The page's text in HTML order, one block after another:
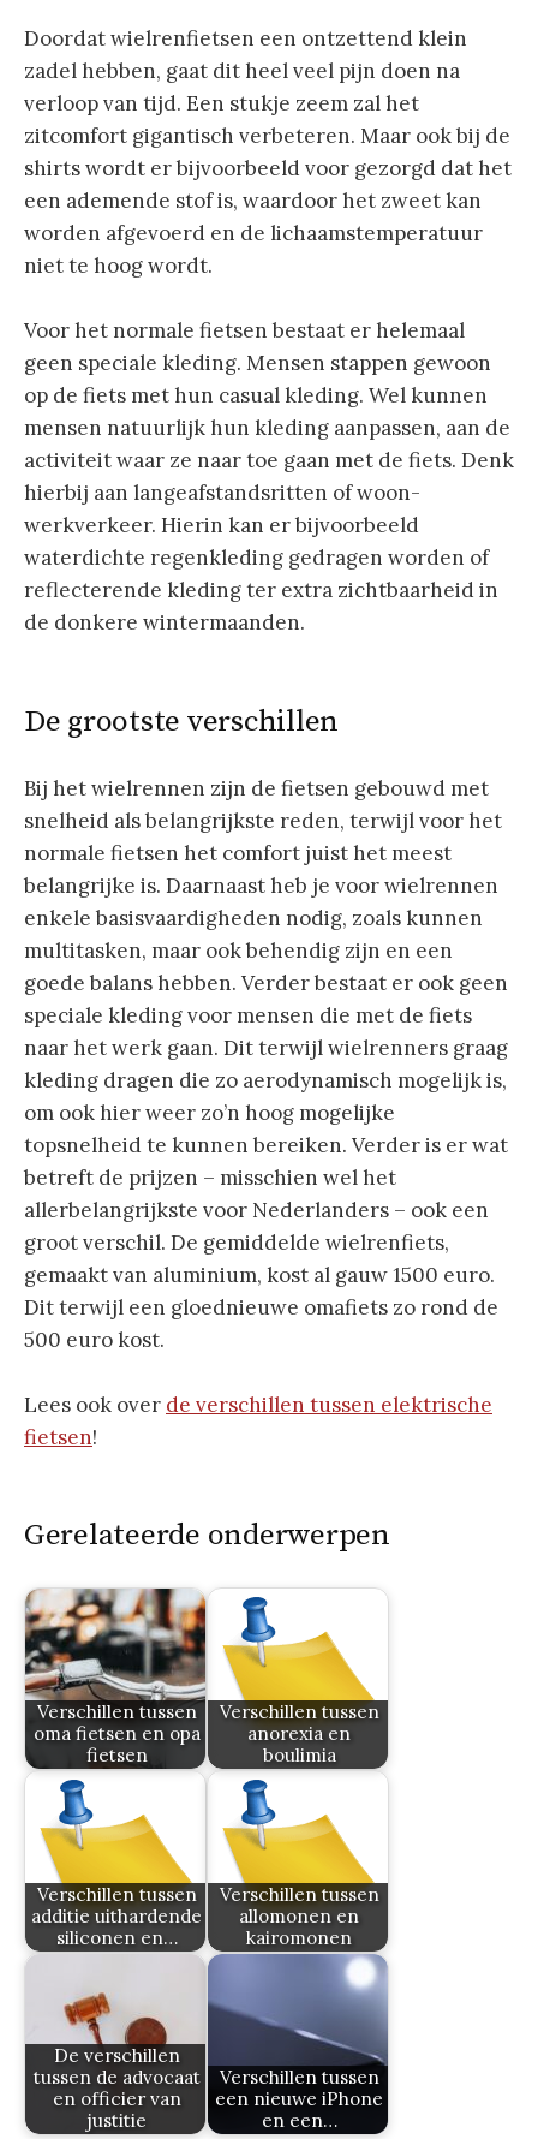
Doordat wielrenfietsen een ontzettend klein
zadel hebben, gaat dit heel veel pijn doen na
verloop van tijd. Een stukje zeem zal het
zitcomfort gigantisch verbeteren. Maar ook bij de
shirts wordt er bijvoorbeeld voor gezorgd dat het
een ademende stof is, waardoor het zweet kan
worden afgevoerd en de lichaamstemperatuur
niet te hoog wordt.
Voor het normale fietsen bestaat er helemaal
geen speciale kleding. Mensen stappen gewoon
op de fiets met hun casual kleding. Wel kunnen
mensen natuurlijk hun kleding aanpassen, aan de
activiteit waar ze naar toe gaan met de fiets. Denk
hierbij aan langeafstandsritten of woon-
werkverkeer. Hierin kan er bijvoorbeeld
waterdichte regenkleding gedragen worden of
reflecterende kleding ter extra zichtbaarheid in
de donkere wintermaanden.
De grootste verschillen
Bij het wielrennen zijn de fietsen gebouwd met
snelheid als belangrijkste reden, terwijl voor het
normale fietsen het comfort juist het meest
belangrijke is. Daarnaast heb je voor wielrennen
enkele basisvaardigheden nodig, zoals kunnen
multitasken, maar ook behendig zijn en een
goede balans hebben. Verder bestaat er ook geen
speciale kleding voor mensen die met de fiets
naar het werk gaan. Dit terwijl wielrenners graag
kleding dragen die zo aerodynamisch mogelijk is,
om ook hier weer zo’n hoog mogelijke
topsnelheid te kunnen bereiken. Verder is er wat
betreft de prijzen – misschien wel het
allerbelangrijkste voor Nederlanders – ook een
groot verschil. De gemiddelde wielrenfiets,
gemaakt van aluminium, kost al gauw 1500 euro.
Dit terwijl een gloednieuwe omafiets zo rond de
500 euro kost.
Lees ook over de verschillen tussen elektrische
fietsen!
Gerelateerde onderwerpen
Verschillen tussen
oma fietsen en opa
fietsen
Verschillen tussen
anorexia en
boulimia
Verschillen tussen
additie uithardende
siliconen en…
Verschillen tussen
allomonen en
kairomonen
De verschillen
tussen de advocaat
en officier van
justitie
Verschillen tussen
een nieuwe iPhone
en een…